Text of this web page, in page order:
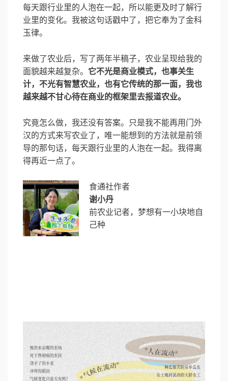
每天跟行业里的人泡在一起，所以能更及时了解行
业里的变化。我被这句话戳中了，把它奉为了金科
玉律。
来做了农业后，写了两年半稿子，农业呈现给我的
面貌越来越复杂。 它不光是商业模式，也事关生
计，不光有智慧农业，也有它传统的那一面，我也
越来越不甘心待在商业的框架里去报道农业。
究竟怎么做，我还没有答案。只是我不能再用门外
汉的方式来写农业了，唯一能想到的方法就是前领
导的那句话，每天跟行业里的人泡在一起。我得离
得再近一点了。
食通社作者
谢小丹
前农业记者，梦想有一小块地自
己种